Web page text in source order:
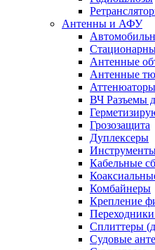
Антенны и АФУ
Антенные
Антенные
Аттенюаторы
ВЧ Разъемы
Грозозащита
Дуплексеры
Кабельные
Комбайнеры
Крепление
Сплиттеры
Судовые